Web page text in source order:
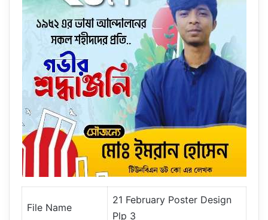
File Name
21 February Poster Design
Plp 3